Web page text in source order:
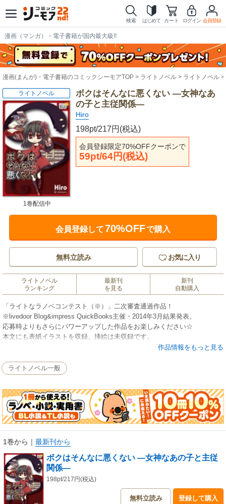
検索 はじめて カート ログイン 会員登録
漫画（マンガ）・電子書籍が国内最大級!!
漫画(まんが)・電子書籍のコミックシーモアTOP ライトノベル ライトノベル
ボクはそんなに悪くない ―女神なあ
の子と主従関係―
Hiro
198pt/217円(税込)
会員登録限定70%OFFクーポンで
59pt/64円(税込)
ライトノベル
1巻配信中
会員登録して70%OFFで購入
無料立読み お気に入り
ライトノベル
ランキング
最新刊
を見る
新刊
自動購入
「ライトなラノベコンテスト（※）」二次審査通過作品！
※livedoor Blog&impress QuickBooks主催・2014年3月結果発表。
応募時よりもさらにパワーアップした作品をお楽しみください☆
本文にも表紙イラストを収録。挿絵は未収録です。
―女神なあの子と主従関係―
＜あらすじ＞
怪しげな洋館にひとりで住む少女――赤神炎子。
彼女はＤと名づけた下僕に命じ、気に入らないクラスメイトに『ささやか
なイタズラ』を行なわせている。
日々を過ごす。
そんなクラスに丸神星子と名乗る少女が転入し、炎子らの生活を一変させ
るのであった…。
＜審査時の講評より＞
とても読みやすい文章でした。
如何様にも捉えられる結末がとても面白かったと思います。
作品情報をもっと見る
ライトノベル一般
1巻から ｜ 最新刊から
ボクはそんなに悪くない ―女神なあの子と主従
関係―
198pt/217円(税込)
無料立読み 登録して購入